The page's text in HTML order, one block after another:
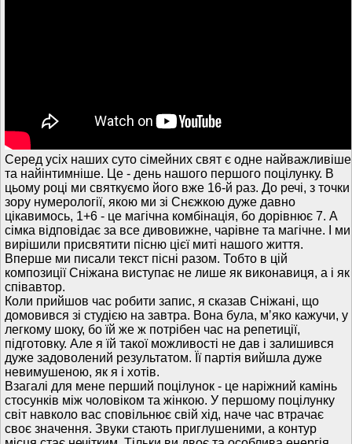
Серед усіх наших суто сімейних свят є одне найважливіше
та найінтимніше. Це - день нашого першого поцілунку. В
цьому році ми святкуємо його вже 16-й раз. До речі, з точки
зору нумерології, якою ми зі Снєжкою дуже давно
цікавимось, 1+6 - це магічна комбінація, бо дорівнює 7. А
сімка відповідає за все дивовижне, чарівне та магічне. І ми
вирішили присвятити пісню цієї миті нашого життя.
Вперше ми писали текст пісні разом. Тобто в цій
композиції Сніжана виступає не лише як виконавиця, а і як
співавтор.
Коли прийшов час робити запис, я сказав Сніжані, що
домовився зі студією на завтра. Вона була, мʼяко кажучи, у
легкому шоку, бо їй же ж потрібен час на репетиції,
підготовку. Але я їй такої можливості не дав і залишився
дуже задоволений результатом. Її партія вийшла дуже
невимушеною, як я і хотів.
Взагалі для мене перший поцілунок - це наріжний камінь
стосунків між чоловіком та жінкою. У першому поцілунку
світ навколо вас сповільнює свій хід, наче час втрачає
своє значення. Звуки стають приглушеними, а контур